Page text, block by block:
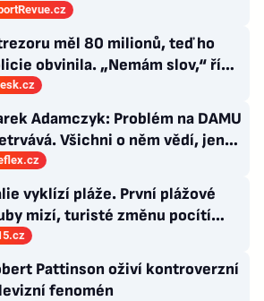
v ní ani rána
měl 80 milionů, teď ho
obvinila. „Nemám slov,“ říká
Správy železnic
Adamczyk: Problém na DAMU
Všichni o něm vědí, jen
nevědí, co s ním
vyklízí pláže. První plážové
mizí, turisté změnu pocítí
Pattinson oživí kontroverzní
fenomén